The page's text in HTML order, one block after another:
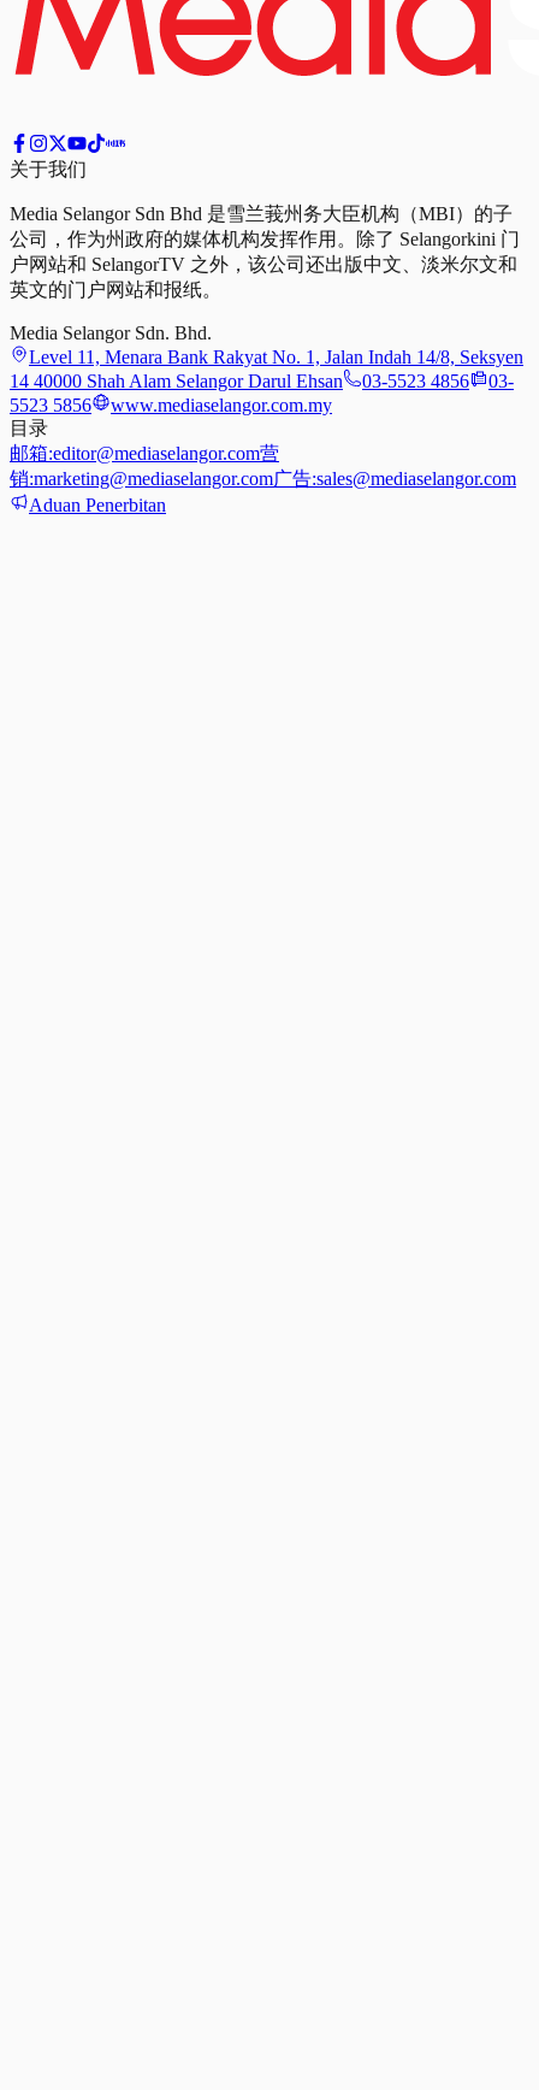
关于我们
Media Selangor Sdn Bhd 是雪兰莪州务大臣机构（MBI）的子
公司，作为州政府的媒体机构发挥作用。除了 Selangorkini 门
户网站和 SelangorTV 之外，该公司还出版中文、淡米尔文和
英文的门户网站和报纸。
Media Selangor Sdn. Bhd.
Level 11, Menara Bank Rakyat No. 1, Jalan Indah 14/8, Seksyen
14 40000 Shah Alam Selangor Darul Ehsan
03-5523 4856
03-
5523 5856
www.mediaselangor.com.my
目录
邮箱:editor@mediaselangor.com营
销:marketing@mediaselangor.com广告:sales@mediaselangor.com
Aduan Penerbitan